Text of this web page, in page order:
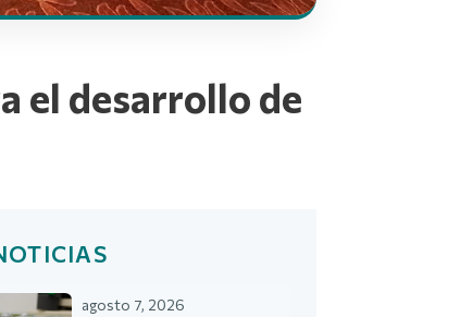
el desarrollo de
agosto 7, 2026